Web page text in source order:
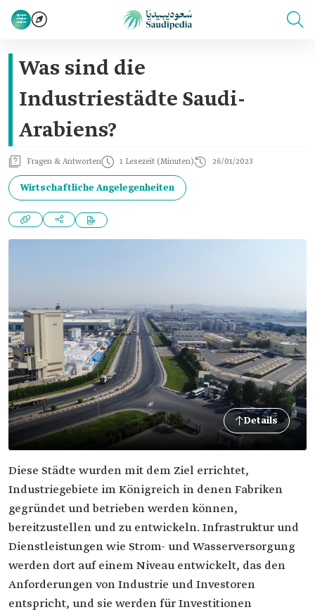
Was sind die
Industriestädte Saudi-
Arabiens?
Fragen & Antworten 1 Lesezeit (Minuten) 26/01/2023
Wirtschaftliche Angelegenheiten
Details
Diese Städte wurden mit dem Ziel errichtet,
Industriegebiete im Königreich in denen Fabriken
gegründet und betrieben werden können,
bereitzustellen und zu entwickeln. Infrastruktur und
Dienstleistungen wie Strom- und Wasserversorgung
werden dort auf einem Niveau entwickelt, das den
Anforderungen von Industrie und Investoren
entspricht, und sie werden für Investitionen